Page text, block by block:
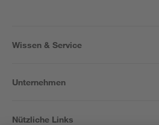
Wissen & Service
Unternehmen
Nützliche Links